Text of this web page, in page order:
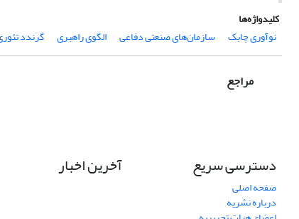
کلیدواژه‌ها
نوآوری چابک
سازمان‌های صنعتی دفاعی الگوی راهبری گرندد
مراجع
دسترسی سریع
صفحه اصلی
درباره نشریه
آخرین اخبار